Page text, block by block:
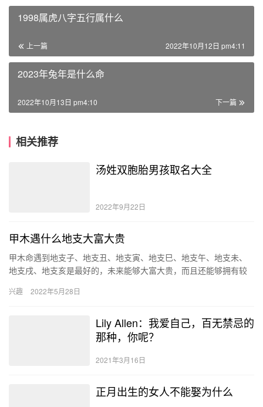
1998属虎八字五行属什么
上一篇 2022年10月12日 pm4:11
2023年兔年是什么命
下一篇
2022年10月13日 pm4:10
相关推荐
汤姓双胞胎男孩取名大全
2022年9月22日
甲木遇什么地支大富大贵
甲木命遇到地支子、地支丑、地支寅、地支巳、地支午、地支未、
地支戌、地支亥是最好的，未来能够大富大贵，而且还能够拥有较
的…
兴趣 2022年5月28日
Lily Allen：我爱自己，百无禁忌的
那种，你呢？
2021年3月16日
正月出生的女人不能娶为什么